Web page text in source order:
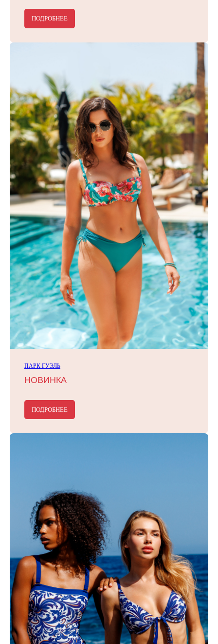
ПОДРОБНЕЕ
ПАРК ГУЭЛЬ
НОВИНКА
ПОДРОБНЕЕ